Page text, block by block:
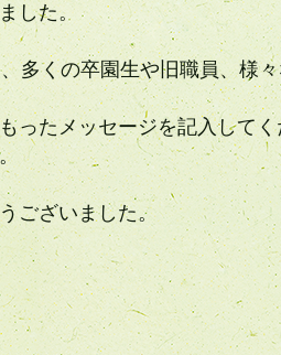
した。
多くの卒園生や旧職員、様
ったメッセージを記入して
ございました。